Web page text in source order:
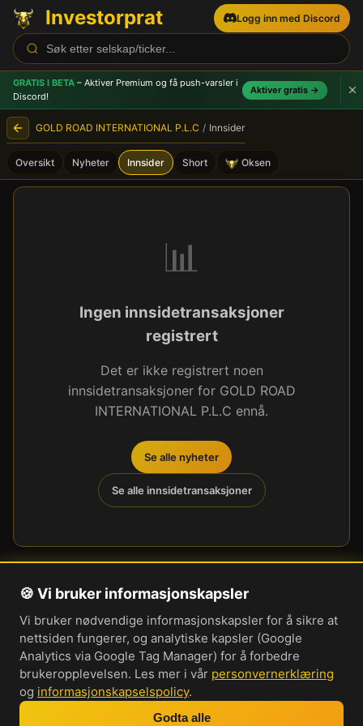
Investorprat Logg inn med Discord
GRATIS I BETA – Aktiver Premium og få push-varsler i
Discord!
Aktiver gratis →
GOLD ROAD INTERNATIONAL P.L.C / Innsider
Oversikt Nyheter Innsider Short Oksen
📊
Ingen innsidetransaksjoner
registrert
Det er ikke registrert noen
innsidetransaksjoner for GOLD ROAD
INTERNATIONAL P.L.C ennå.
Se alle nyheter
Se alle innsidetransaksjoner
Om oss
Personvernerklæring
Informasjonskapsler
Brukervilkår
Cookie-innstillinger
🍪 Vi bruker informasjonskapsler
Vi bruker nødvendige informasjonskapsler for å sikre at
nettsiden fungerer, og analytiske kapsler (Google
Analytics via Google Tag Manager) for å forbedre
brukeropplevelsen. Les mer i vår personvernerklæring
og informasjonskapselspolicy.
Godta alle